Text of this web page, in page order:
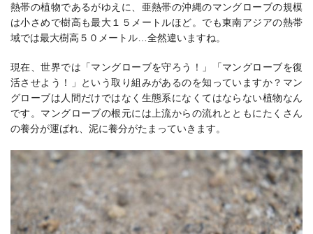
熱帯の植物であるがゆえに、亜熱帯の沖縄のマングローブの規模
は小さめで樹高も最大１５メートルほど。でも東南アジアの熱帯
域では最大樹高５０メートル…全然違いますね。
現在、世界では「マングローブを守ろう！」「マングローブを復
活させよう！」という取り組みがあるのを知っていますか？マン
グローブは人間だけではなく生態系になくてはならない植物なん
です。マングローブの根元には上流からの流れとともにたくさん
の養分が運ばれ、泥に養分がたまっていきます。